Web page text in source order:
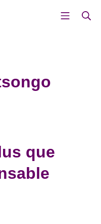
Menu
que